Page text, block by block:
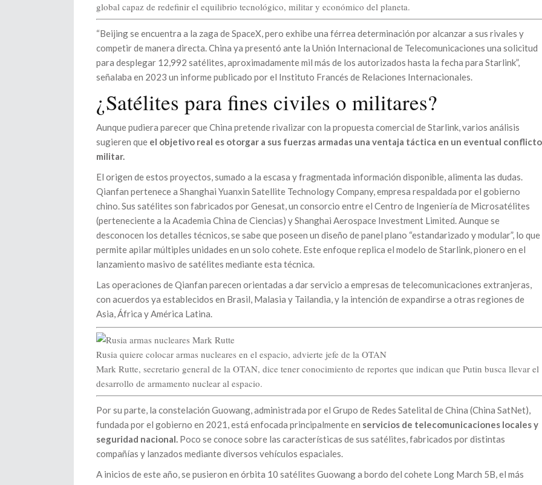
global capaz de redefinir el equilibrio tecnológico, militar y económico del planeta.
“Beijing se encuentra a la zaga de SpaceX, pero exhibe una férrea determinación por alcanzar a sus rivales y
competir de manera directa. China ya presentó ante la Unión Internacional de Telecomunicaciones una solicitud
para desplegar 12,992 satélites, aproximadamente mil más de los autorizados hasta la fecha para Starlink”,
señalaba en 2023 un informe publicado por el Instituto Francés de Relaciones Internacionales.
¿Satélites para fines civiles o militares?
Aunque pudiera parecer que China pretende rivalizar con la propuesta comercial de Starlink, varios análisis
sugieren que el objetivo real es otorgar a sus fuerzas armadas una ventaja táctica en un eventual conflicto
militar.
El origen de estos proyectos, sumado a la escasa y fragmentada información disponible, alimenta las dudas.
Qianfan pertenece a Shanghai Yuanxin Satellite Technology Company, empresa respaldada por el gobierno
chino. Sus satélites son fabricados por Genesat, un consorcio entre el Centro de Ingeniería de Microsatélites
(perteneciente a la Academia China de Ciencias) y Shanghai Aerospace Investment Limited. Aunque se
desconocen los detalles técnicos, se sabe que poseen un diseño de panel plano “estandarizado y modular”, lo que
permite apilar múltiples unidades en un solo cohete. Este enfoque replica el modelo de Starlink, pionero en el
lanzamiento masivo de satélites mediante esta técnica.
Las operaciones de Qianfan parecen orientadas a dar servicio a empresas de telecomunicaciones extranjeras,
con acuerdos ya establecidos en Brasil, Malasia y Tailandia, y la intención de expandirse a otras regiones de
Asia, África y América Latina.
Rusia quiere colocar armas nucleares en el espacio, advierte jefe de la OTAN
Mark Rutte, secretario general de la OTAN, dice tener conocimiento de reportes que indican que Putin busca llevar el
desarrollo de armamento nuclear al espacio.
Por su parte, la constelación Guowang, administrada por el Grupo de Redes Satelital de China (China SatNet),
fundada por el gobierno en 2021, está enfocada principalmente en servicios de telecomunicaciones locales y
seguridad nacional. Poco se conoce sobre las características de sus satélites, fabricados por distintas
compañías y lanzados mediante diversos vehículos espaciales.
A inicios de este año, se pusieron en órbita 10 satélites Guowang a bordo del cohete Long March 5B, el más